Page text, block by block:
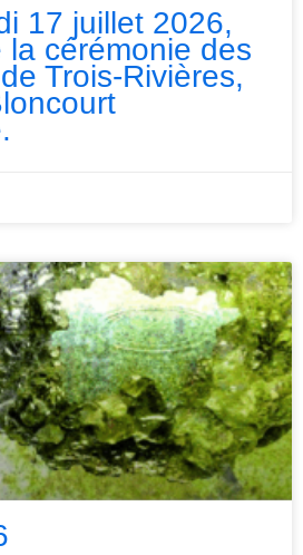
17 juillet 2026,
la cérémonie des
Trois-Rivières,